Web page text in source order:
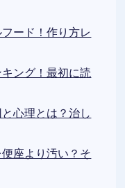
ード！作り方レ
ング！最初に読
心理とは？治し
座より汚い？そ